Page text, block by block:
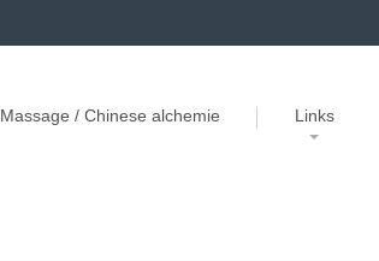
Massage / Chinese alchemie Links